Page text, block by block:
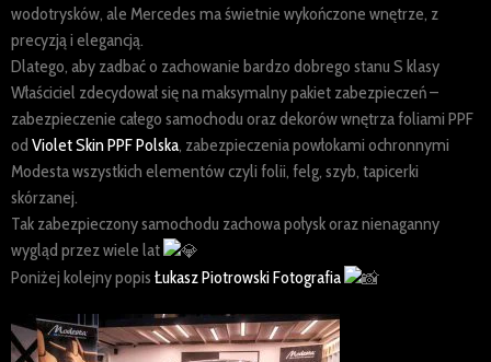
wodotrysków, ale Mercedes ma świetnie wykończone wnętrze, z
precyzją i elegancją.
Dlatego, aby zadbać o zachowanie bardzo dobrego stanu S klasy
Właściciel zdecydował się na maksymalny pakiet zabezpieczeń –
zabezpieczenie całego samochodu oraz dekorów wnętrza foliami PPF
od Violet Skin PPF Polska, zabezpieczenia powłokami ochronnymi
Modesta wszystkich elementów czyli folii, felg, szyb, tapicerki
skórzanej.
Tak zabezpieczony samochodu zachowa połysk oraz nienaganny
wygląd przez wiele lat
Poniżej kolejny popis Łukasz Piotrowski Fotografia